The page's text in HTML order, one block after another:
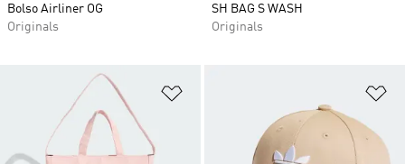
Bolso Airliner OG
Originals
SH BAG S WASH
Originals